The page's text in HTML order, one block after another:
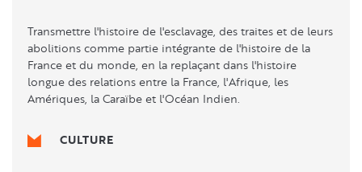
Transmettre l'histoire de l'esclavage, des traites et de leurs
abolitions comme partie intégrante de l'histoire de la
France et du monde, en la replaçant dans l'histoire
longue des relations entre la France, l'Afrique, les
Amériques, la Caraïbe et l'Océan Indien.
CULTURE